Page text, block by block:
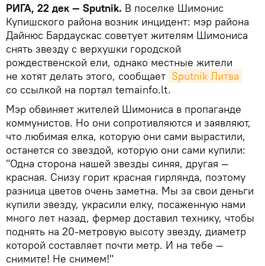
РИГА, 22 дек — Sputnik. В поселке Шимонис
Купишского района возник инцидент: мэр района
Дайнюс Бардаускас советует жителям Шимониса
снять звезду с верхушки городской
рождественской ели, однако местные жители
не хотят делать этого, сообщает Sputnik Литва
со ссылкой на портал temainfo.lt.
Мэр обвиняет жителей Шимониса в пропаганде
коммунистов. Но они сопротивляются и заявляют,
что любимая елка, которую они сами вырастили,
останется со звездой, которую они сами купили:
"Одна сторона нашей звезды синяя, другая —
красная. Снизу горит красная гирлянда, поэтому
разница цветов очень заметна. Мы за свои деньги
купили звезду, украсили елку, посаженную нами
много лет назад, фермер доставил технику, чтобы
поднять на 20-метровую высоту звезду, диаметр
которой составляет почти метр. И на тебе —
снимите! Не снимем!"